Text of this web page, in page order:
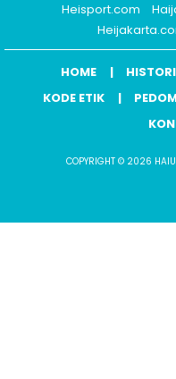
Heisport.com
HOME
KODE ETIK
COPYRIGHT © 2026